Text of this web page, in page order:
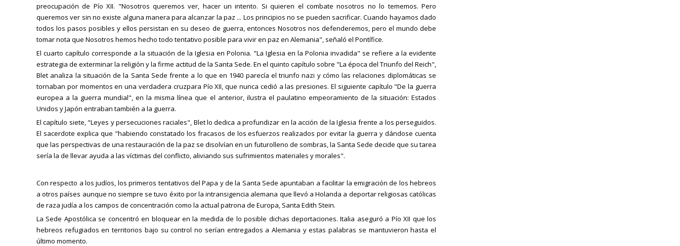
preocupación de Pío XII. "Nosotros queremos ver, hacer un intento. Si quieren el combate nosotros no lo tememos. Pero
queremos ver sin no existe alguna manera para alcanzar la paz ... Los principios no se pueden sacrificar. Cuando hayamos dado
todos los pasos posibles y ellos persistan en su deseo de guerra, entonces Nosotros nos defenderemos, pero el mundo debe
tomar nota que Nosotros hemos hecho todo tentativo posible para vivir en paz en Alemania", señaló el Pontífice.
El cuarto capítulo corresponde a la situación de la Iglesia en Polonia. "La Iglesia en la Polonia invadida" se refiere a la evidente
estrategia de exterminar la religión y la firme actitud de la Santa Sede. En el quinto capítulo sobre "La época del Triunfo del Reich",
Blet analiza la situación de la Santa Sede frente a lo que en 1940 parecía el triunfo nazi y cómo las relaciones diplomáticas se
tornaban por momentos en una verdadera cruzpara Pío XII, que nunca cedió a las presiones. El siguiente capítulo "De la guerra
europea a la guerra mundial", en la misma línea que el anterior, ilustra el paulatino empeoramiento de la situación: Estados
Unidos y Japón entraban también a la guerra.
El capítulo siete, "Leyes y persecuciones raciales", Blet lo dedica a profundizar en la acción de la Iglesia frente a los perseguidos.
El sacerdote explica que "habiendo constatado los fracasos de los esfuerzos realizados por evitar la guerra y dándose cuenta
que las perspectivas de una restauración de la paz se disolvían en un futurolleno de sombras, la Santa Sede decide que su tarea
sería la de llevar ayuda a las víctimas del conflicto, aliviando sus sufrimientos materiales y morales".
Con respecto a los judíos, los primeros tentativos del Papa y de la Santa Sede apuntaban a facilitar la emigración de los hebreos
a otros países aunque no siempre se tuvo éxito por la intransigencia alemana que llevó a Holanda a deportar religiosas católicas
de raza judía a los campos de concentración como la actual patrona de Europa, Santa Edith Stein.
La Sede Apostólica se concentró en bloquear en la medida de lo posible dichas deportaciones. Italia aseguró a Pío XII que los
hebreos refugiados en territorios bajo su control no serían entregados a Alemania y estas palabras se mantuvieron hasta el
último momento.